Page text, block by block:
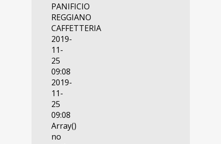
PANIFICIO
REGGIANO
CAFFETTERIA
2019-
11-
25
09:08
2019-
11-
25
09:08
Array()
no